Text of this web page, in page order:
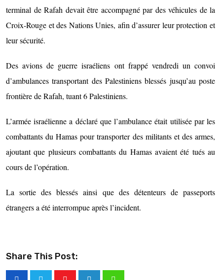
terminal de Rafah devait être accompagné par des véhicules de la
Croix-Rouge et des Nations Unies, afin d’assurer leur protection et
leur sécurité.
Des avions de guerre israéliens ont frappé vendredi un convoi
d’ambulances transportant des Palestiniens blessés jusqu’au poste
frontière de Rafah, tuant 6 Palestiniens.
L’armée israélienne a déclaré que l’ambulance était utilisée par les
combattants du Hamas pour transporter des militants et des armes,
ajoutant que plusieurs combattants du Hamas avaient été tués au
cours de l’opération.
La sortie des blessés ainsi que des détenteurs de passeports
étrangers a été interrompue après l’incident.
Share This Post: